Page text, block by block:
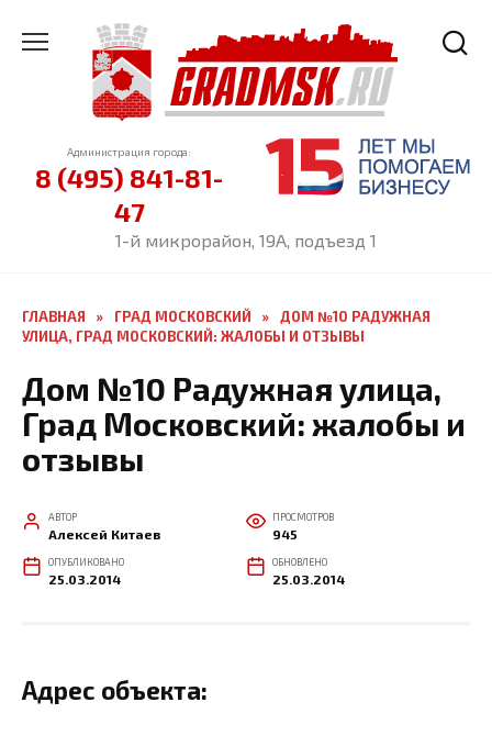
содержанию
Администрация города:
8 (495) 841-81-
47
1-й микрорайон, 19А, подъезд 1
ГЛАВНАЯ » ГРАД МОСКОВСКИЙ »
ДОМ №10 РАДУЖНАЯ
УЛИЦА, ГРАД МОСКОВСКИЙ: ЖАЛОБЫ И ОТЗЫВЫ
Дом №10 Радужная улица,
Град Московский: жалобы и
отзывы
АВТОР
Алексей Китаев
ПРОСМОТРОВ
945
ОПУБЛИКОВАНО
25.03.2014
ОБНОВЛЕНО
25.03.2014
Адрес объекта: